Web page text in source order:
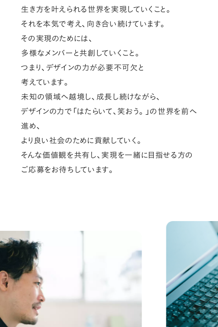
生き方を叶えられる世界を実現していくこと。
それを本気で考え、向き合い続けています。
その実現のためには、
多様なメンバーと共創していくこと。
つまり、デザインの力が必要不可欠と
考えています。
未知の領域へ越境し、成長し続けながら、
デザインの力で「はたらいて、笑おう。」の世界を前へ
進め、
より良い社会のために貢献していく。
そんな価値観を共有し、実現を一緒に目指せる方の
ご応募をお待ちしています。